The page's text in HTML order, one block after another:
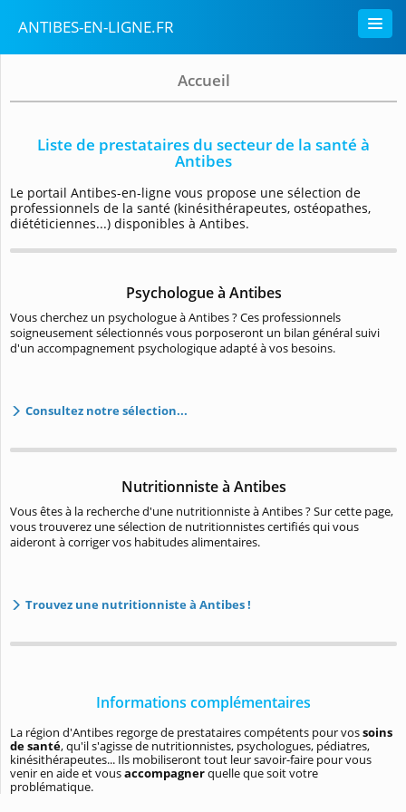
ANTIBES-EN-LIGNE.FR
Accueil
Liste de prestataires du secteur de la santé à
Antibes
Le portail Antibes-en-ligne vous propose une sélection de
professionnels de la santé (kinésithérapeutes, ostéopathes,
diététiciennes...) disponibles à Antibes.
Psychologue à Antibes
Vous cherchez un psychologue à Antibes ? Ces professionnels
soigneusement sélectionnés vous porposeront un bilan général suivi
d'un accompagnement psychologique adapté à vos besoins.
Consultez notre sélection...
Nutritionniste à Antibes
Vous êtes à la recherche d'une nutritionniste à Antibes ? Sur cette page,
vous trouverez une sélection de nutritionnistes certifiés qui vous
aideront à corriger vos habitudes alimentaires.
Trouvez une nutritionniste à Antibes !
Informations complémentaires
La région d'Antibes regorge de prestataires compétents pour vossoins
de santé, qu'il s'agisse de nutritionnistes, psychologues, pédiatres,
kinésithérapeutes... Ils mobiliseront tout leur savoir-faire pour vous
venir en aide et vousaccompagnerquelle que soit votre
problématique.